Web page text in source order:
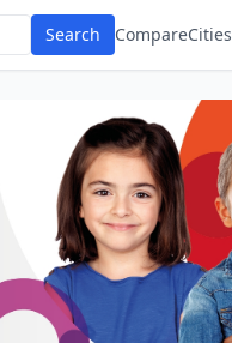
Search CompareCities